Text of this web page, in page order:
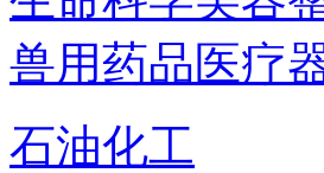
兽用药品医疗
石油化工